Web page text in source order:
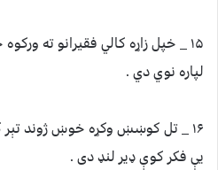
۱۵ _ خپل زاړه کالي فقیرانو ته
لپاره نوي دي .
۱۶ _ تل کوښښ وکړه خوښ ژوند
یې فکر کوې ډیر لنډ دی .